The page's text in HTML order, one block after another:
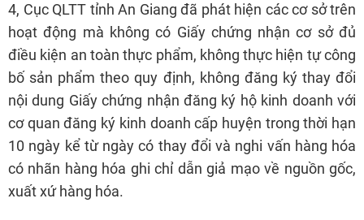
4, Cục QLTT tỉnh An Giang đã phát hiện các cơ sở trên
hoạt động mà không có Giấy chứng nhận cơ sở đủ
điều kiện an toàn thực phẩm, không thực hiện tự công
bố sản phẩm theo quy định, không đăng ký thay đổi
nội dung Giấy chứng nhận đăng ký hộ kinh doanh với
cơ quan đăng ký kinh doanh cấp huyện trong thời hạn
10 ngày kể từ ngày có thay đổi và nghi vấn hàng hóa
có nhãn hàng hóa ghi chỉ dẫn giả mạo về nguồn gốc,
xuất xứ hàng hóa.